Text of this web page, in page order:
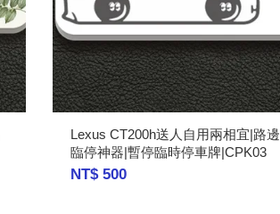
Lexus CT200h送人自用兩相宜|路邊
臨停神器|暫停臨時停車牌|CPK03
NT$ 500